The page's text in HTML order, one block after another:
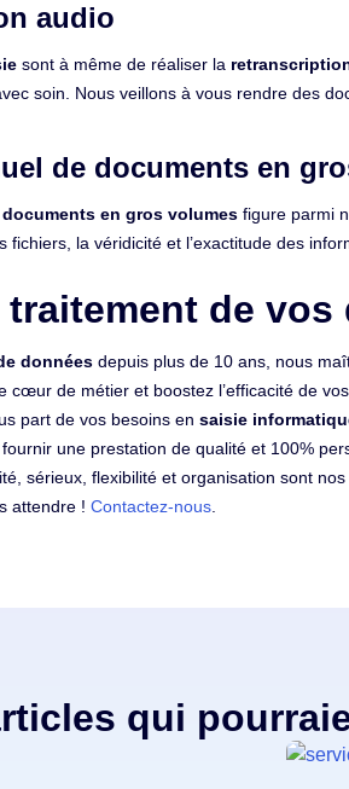
audio
sont à même de réaliser la
soin. Nous veillons à vous rendre des
de documents en
en gros volumes figure parmi
fichiers, la véridicité et l’exactitude des
traitement de
données depuis plus de 10 ans, nous
cœur de métier et boostez l’efficacité de
part de vos besoins en saisie
une prestation de qualité et 100%
sérieux, flexibilité et organisation sont nos
attendre ! Contactez-nous
qui